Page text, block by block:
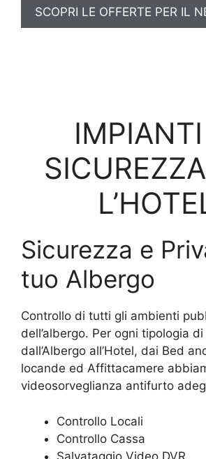
SCOPRI LE OFFERTE PER IL
Sicurezza e
tuo Albergo
Controllo di tutti gli ambienti
dell’albergo. Per ogni tipologia
dall’Albergo all’Hotel, dai Bed
locande ed Affittacamere
videosorveglianza antifurto
Controllo Locali
Controllo Cassa
Salvataggio Video DVR